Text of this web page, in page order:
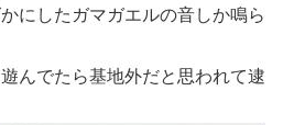
にしたガマガエルの音しか鳴ら
んでたら基地外だと思われて逮